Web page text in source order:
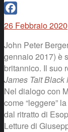
Facebook
26 Febbraio 2020
John Peter
gennaio 2017) è
britannico. Il suo
James Tait
Nel dialogo con
come “leggere”
dal ritratto di
Letture di